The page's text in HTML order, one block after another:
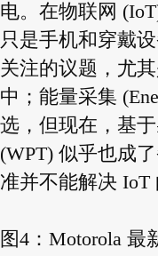
电。在物联网
只是手机和穿戴
关注的议题，尤
中；能量采集
选，但现在，基
(WPT) 似乎也成
准并不能解决 IoT
图4：Motorola 最